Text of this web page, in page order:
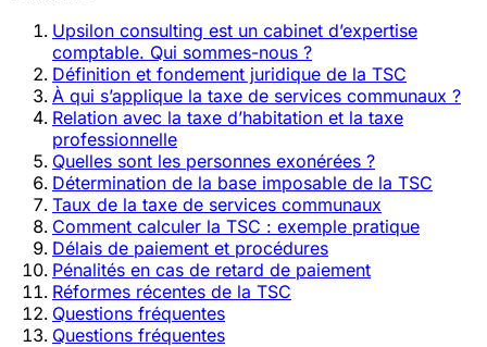
Upsilon consulting est un cabinet d’expertise
comptable. Qui sommes-nous ?
Définition et fondement juridique de la TSC
À qui s’applique la taxe de services communaux ?
Relation avec la taxe d’habitation et la taxe
professionnelle
Quelles sont les personnes exonérées ?
Détermination de la base imposable de la TSC
Taux de la taxe de services communaux
Comment calculer la TSC : exemple pratique
Délais de paiement et procédures
Pénalités en cas de retard de paiement
Réformes récentes de la TSC
Questions fréquentes
Questions fréquentes